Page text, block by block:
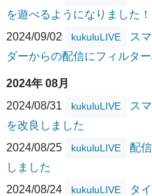
を遊べるようになりました！
2024/09/02
kukuluLIVE
ス
ダーからの配信にフィルタ
2024年 08月
2024/08/31
kukuluLIVE
ス
を改良しました
2024/08/25
kukuluLIVE
配
しました
2024/08/24
kukuluLIVE
タ